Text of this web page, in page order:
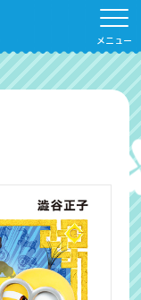
メニュー